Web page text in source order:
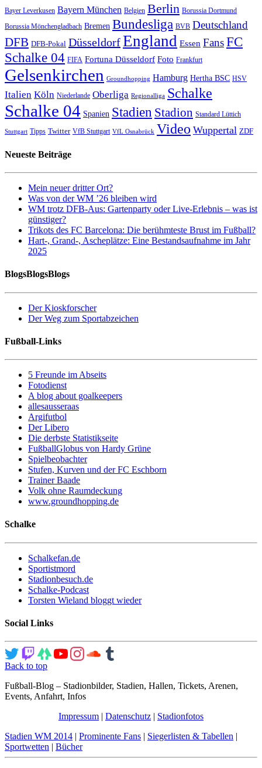
Bayer Leverkusen Bayern München Belgien Berlin Borussia Dortmund
Borussia Mönchengladbach Bremen Bundesliga BVB Deutschland
DFB DFB-Pokal DüsseldorfEngland Essen FansFC
Schalke 04 FIFA Fortuna Düsseldorf Foto Frankfurt
Gelsenkirchen Groundhopping Hamburg Hertha BSC HSV
Italien Köln Niederlande Oberliga Regionalliga Schalke
Schalke 04 Spanien Stadien Stadion Standard Lüttich
Stuttgart Tipps Twitter VfB Stuttgart VfL Osnabrück Video Wuppertal ZDF
Neueste Beiträge
Mein neuer dritter Ort?
Was von der WM ’26 bleiben wird
WM trotz DFB-Aus: Gartenparty oder Live-Erlebnis – was ist
günstiger?
Trikots des FC Barcelona: Die berühmteste Brust im Fußball?
Hart-, Grand-, Ascheplätze: Eine Bestandsaufnahme im Jahr
2025
BlogsBlogsBlogs
Der Kioskforscher
Der Weg zum Sportabzeichen
Fußball-Links
5 Freunde im Abseits
Fotodienst
A blog about goalkeepers
allesausseraas
Argifutbol
Der Libero
Die derbste Statistikseite
FußballGlobus von Hardy Grüne
Spielbeobachter
Stufen, Kurven und der FC Eschborn
Trainer Baade
Volk ohne Raumdeckung
www.groundhopping.de
Schalke
Schalkefan.de
Sportistmord
Stadionbesuch.de
Schalke-Podcast
Torsten Wieland bloggt wieder
Social Links
Back to top
Fußball-Blog – Stadionbilder, Stadien, Hallen, Tickets, Arenen,
Events, Anfahrt, Infos
Impressum | Datenschutz | Stadionfotos
Stadien WM 2014 | Prominente Fans | Siegerlisten & Tabellen |
Sportwetten | Bücher